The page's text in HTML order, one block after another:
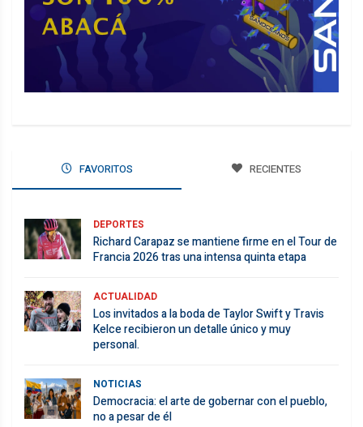
FAVORITOS RECIENTES
DEPORTES
Richard Carapaz se mantiene firme en el Tour de
Francia 2026 tras una intensa quinta etapa
ACTUALIDAD
Los invitados a la boda de Taylor Swift y Travis
Kelce recibieron un detalle único y muy
personal.
NOTICIAS
Democracia: el arte de gobernar con el pueblo,
no a pesar de él